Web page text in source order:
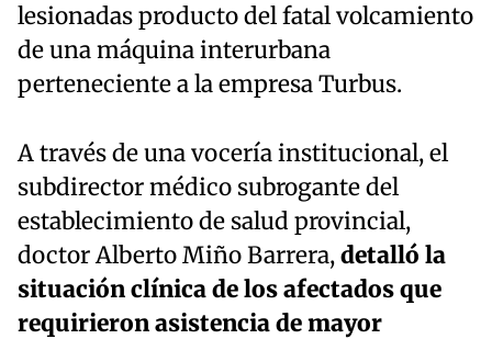
lesionadas producto del fatal volcamiento
de una máquina interurbana
perteneciente a la empresa Turbus.
A través de una vocería institucional, el
subdirector médico subrogante del
establecimiento de salud provincial,
doctor Alberto Miño Barrera,detalló la
situación clínica de los afectados que
requirieron asistencia de mayor